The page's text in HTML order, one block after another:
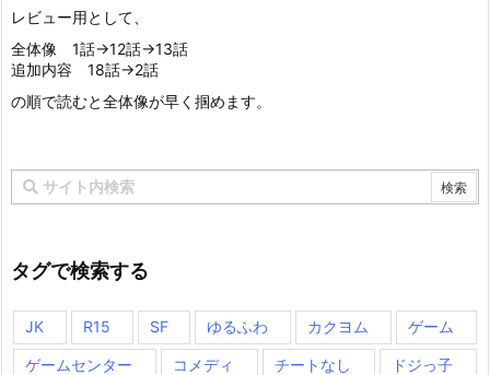
レビュー用として、
全体像 1話→12話→13話
追加内容 18話→2話
の順で読むと全体像が早く掴めます。
タグで検索する
JK R15 SF ゆるふわ カクヨム ゲーム
ゲームセンター コメディ チートなし ドジっ子